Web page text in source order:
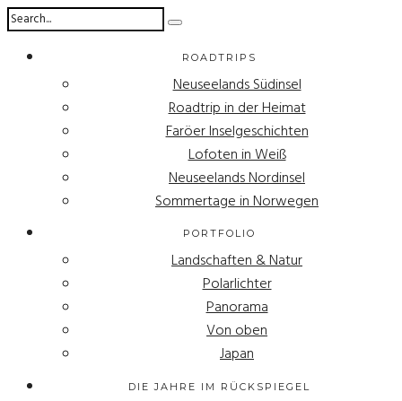
ROADTRIPS
Neuseelands Südinsel
Roadtrip in der Heimat
Faröer Inselgeschichten
Lofoten in Weiß
Neuseelands Nordinsel
Sommertage in Norwegen
PORTFOLIO
Landschaften & Natur
Polarlichter
Panorama
Von oben
Japan
DIE JAHRE IM RÜCKSPIEGEL